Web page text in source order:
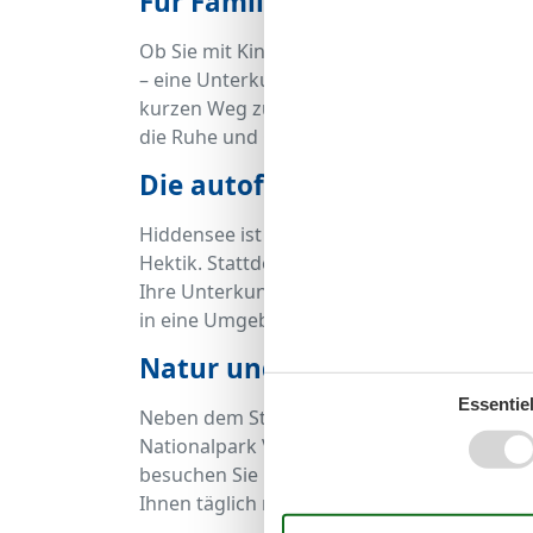
Ob Sie mit Kindern reisen, zu zweit
– eine Unterkunft am Strand auf
kurzen Weg zum Wasser, Paare die
die Ruhe und Gelassenheit der Umgebung.
Die autofreie Insel sorgt für
Hiddensee ist autofrei – und das macht
Hektik. Stattdessen bewegen Sie sich zu
Ihre Unterkunft am Strand ist daher nicht
in eine Umgebung, in der die Natur im
Natur und Kultur direkt vor
Neben dem Strand bieten sich zahlreiche
Nationalpark Vorpommersche
besuchen Sie kulturelle Highlights wie das
Ihnen täglich neue Möglichkeiten – und das